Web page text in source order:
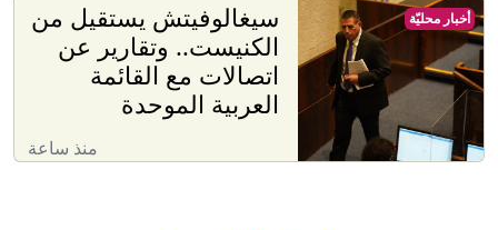
سيغالوفيتش يستقيل من
الكنيست.. وتقارير عن
اتصالات مع القائمة
العربية الموحدة
منذ ساعة
أخبار محليّة